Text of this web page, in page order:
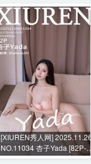
[XIUREN秀人网] 2025.11.26
NO.11034 杏子Yada [82P-
745MB]